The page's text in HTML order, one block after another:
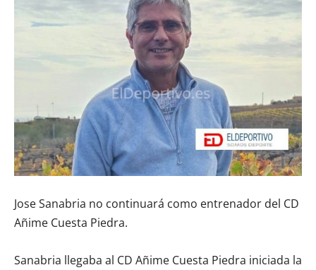
Jose Sanabria no continuará como entrenador del CD
Añime Cuesta Piedra.
Sanabria llegaba al CD Añime Cuesta Piedra iniciada la